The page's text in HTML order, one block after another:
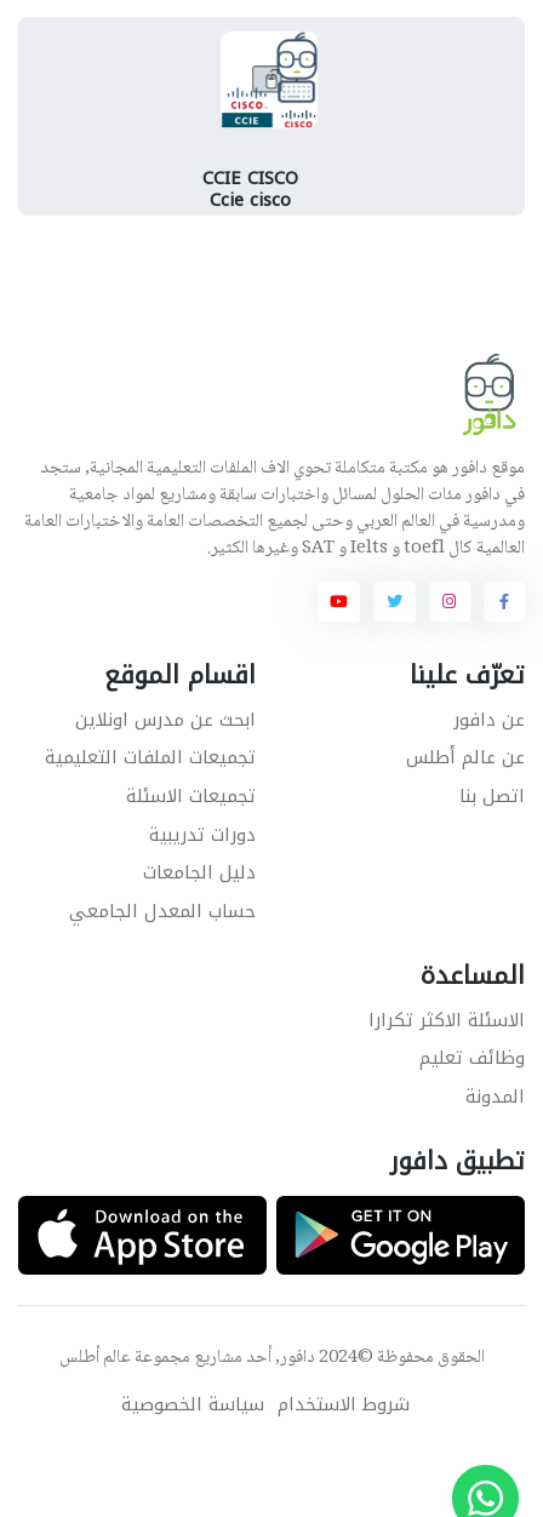
CCIE CISCO
Ccie cisco
موقع دافور هو مكتبة متكاملة تحوي الاف الملفات التعليمية المجانية, ستجد
في دافور مئات الحلول لمسائل واختبارات سابقة ومشاريع لمواد جامعية
ومدرسية في العالم العربي وحتى لجميع التخصصات العامة والاختبارات العامة
العالمية كال toefl و Ielts و SAT وغيرها الكثير.
تعرّف علينا
عن دافور
عن عالم أطلس
اتصل بنا
اقسام الموقع
ابحث عن مدرس اونلاين
تجميعات الملفات التعليمية
تجميعات الاسئلة
دورات تدريبية
دليل الجامعات
حساب المعدل الجامعي
المساعدة
الاسئلة الاكثر تكرارا
وظائف تعليم
المدونة
تطبيق دافور
الحقوق محفوظة ©2024 دافور, أحد مشاريع مجموعة عالم أطلس
شروط الاستخدام سياسة الخصوصية